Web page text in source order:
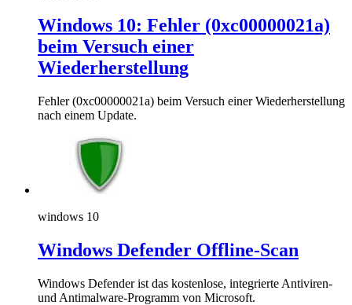
Windows 10: Fehler (0xc00000021a)
beim Versuch einer
Wiederherstellung
Fehler (0xc00000021a) beim Versuch einer Wiederherstellung
nach einem Update.
windows 10
Windows Defender Offline-Scan
Windows Defender ist das kostenlose, integrierte Antiviren-
und Antimalware-Programm von Microsoft.